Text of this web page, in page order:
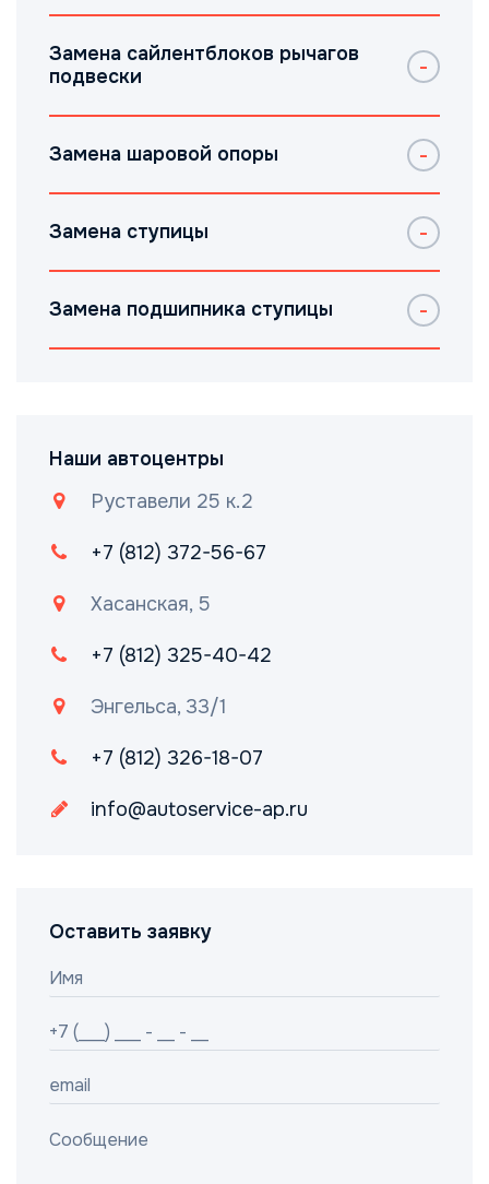
Замена сайлентблоков рычагов
подвески
Замена шаровой опоры
Замена ступицы
Замена подшипника ступицы
Наши автоцентры
Руставели 25 к.2
+7 (812) 372-56-67
Хасанская, 5
+7 (812) 325-40-42
Энгельса, 33/1
+7 (812) 326-18-07
info@autoservice-ap.ru
Оставить заявку